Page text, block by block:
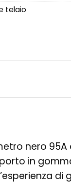
telaio
nero
in
di